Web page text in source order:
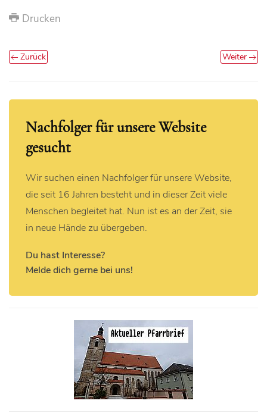
Drucken
Zurück Weiter
Nachfolger für unsere Website
gesucht
Wir suchen einen Nachfolger für unsere Website,
die seit 16 Jahren besteht und in dieser Zeit viele
Menschen begleitet hat. Nun ist es an der Zeit, sie
in neue Hände zu übergeben.
Du hast Interesse?
Melde dich gerne bei uns!